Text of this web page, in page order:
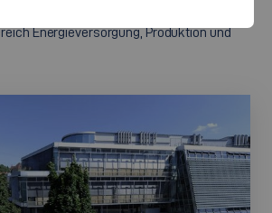
Energieversorgung, Produktion und